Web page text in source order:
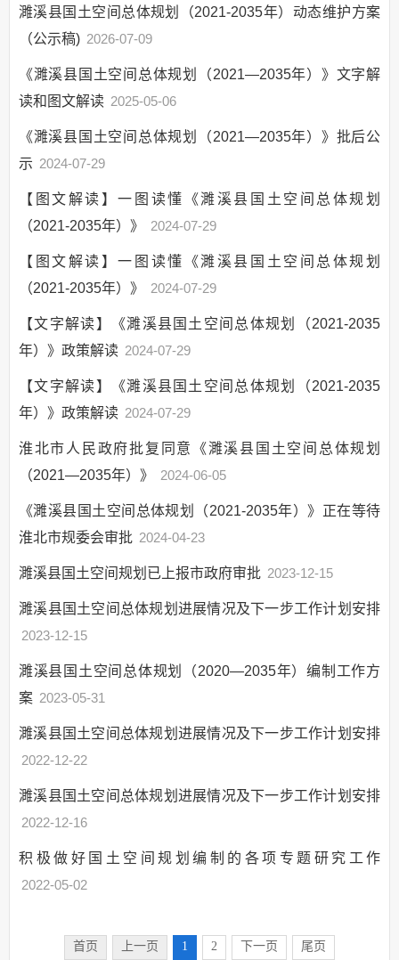
政府机构
人事信息
财政资金
应急管理
权责清单和动态调
务清单
涉企收费和市场准
行政事业性收费
三大攻坚战
“放管服”改革
重大建设项目
公共资源交易
义务教育
户籍管理
社会救助
财政预决算
就业创业
社会保险
生态环境
国有土地上房屋征收
保障性住房
农村危房改造
城市综合执法
濉溪县国土空间总体规划（2021-2035年）动态维护方案
（公示稿) 2026-07-09
《濉溪县国土空间总体规划（2021—2035年）》文字解
读和图文解读 2025-05-06
《濉溪县国土空间总体规划（2021—2035年）》批后公
示 2024-07-29
【图文解读】一图读懂《濉溪县国土空间总体规划
（2021-2035年）》
2024-07-29
【图文解读】一图读懂《濉溪县国土空间总体规划
（2021-2035年）》
2024-07-29
【文字解读】《濉溪县国土空间总体规划（2021-2035
年）》政策解读 2024-07-29
【文字解读】《濉溪县国土空间总体规划（2021-2035
年）》政策解读 2024-07-29
淮北市人民政府批复同意《濉溪县国土空间总体规划
（2021—2035年）》
2024-06-05
《濉溪县国土空间总体规划（2021-2035年）》正在等待
淮北市规委会审批 2024-04-23
濉溪县国土空间规划已上报市政府审批 2023-12-15
濉溪县国土空间总体规划进展情况及下一步工作计划安排
2023-12-15
濉溪县国土空间总体规划（2020—2035年）编制工作方
案 2023-05-31
濉溪县国土空间总体规划进展情况及下一步工作计划安排
2022-12-22
濉溪县国土空间总体规划进展情况及下一步工作计划安排
2022-12-16
积极做好国土空间规划编制的各项专题研究工作
2022-05-02
首页 上一页 1 2 下一页 尾页